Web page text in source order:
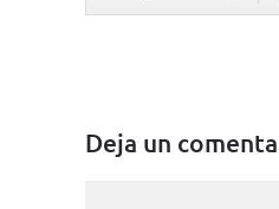
Deja un